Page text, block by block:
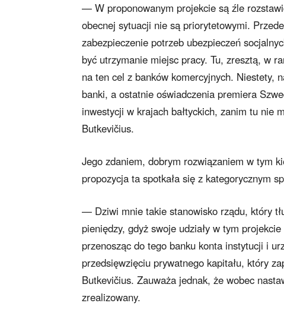
— W proponowanym projekcie są źle
obecnej sytuacji nie są priorytetowymi.
zabezpieczenie potrzeb ubezpieczeń
być utrzymanie miejsc pracy. Tu, zresztą, w
na ten cel z banków komercyjnych. Niestety,
banki, a ostatnie oświadczenia premiera
inwestycji w krajach bałtyckich, zanim tu nie
Butkevičius.
Jego zdaniem, dobrym rozwiązaniem w tym
propozycja ta spotkała się z kategorycznym
— Dziwi mnie takie stanowisko rządu, który
pieniędzy, gdyż swoje udziały w tym
przenosząc do tego banku konta instytucji i
przedsięwzięciu prywatnego kapitału, który
Butkevičius. Zauważa jednak, że wobec
zrealizowany.